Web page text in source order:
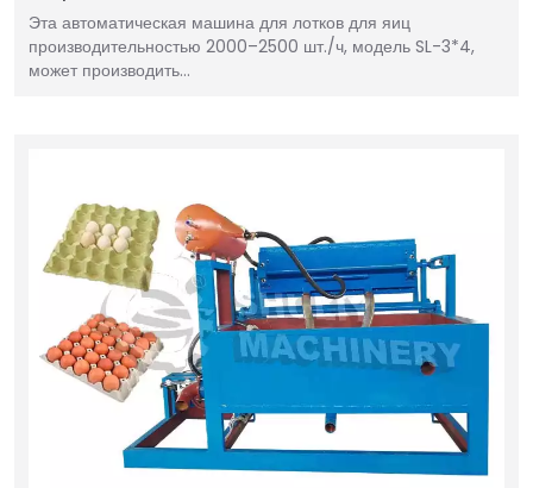
Эта автоматическая машина для лотков для яиц
производительностью 2000–2500 шт./ч, модель SL-3*4,
может производить…